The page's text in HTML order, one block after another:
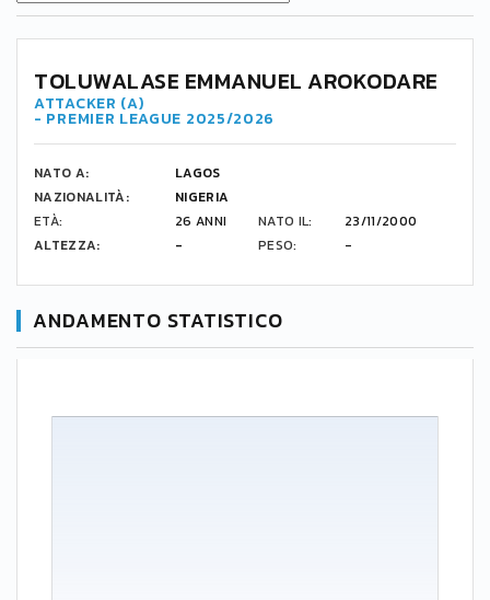
14
TOLUWALASE EMMANUEL AROKODARE
ATTACKER (A)
- PREMIER LEAGUE 2025/2026
NATO A:
LAGOS
NAZIONALITÀ:
NIGERIA
ETÀ:
26 ANNI NATO IL:
23/11/2000
ALTEZZA:
- PESO: -
ANDAMENTO STATISTICO